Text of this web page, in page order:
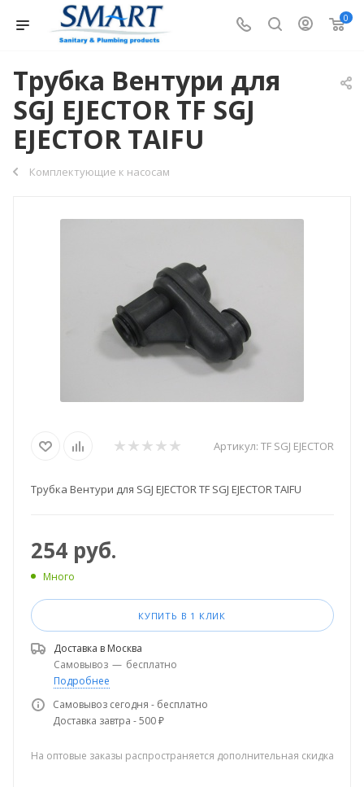
0
Трубка Вентури для
SGJ EJECTOR TF SGJ
EJECTOR TAIFU
Комплектующие к насосам
Артикул: TF SGJ EJECTOR
Трубка Вентури для SGJ EJECTOR TF SGJ EJECTOR TAIFU
254руб.
Много
КУПИТЬ В 1 КЛИК
Доставка в Москва
Самовывоз — бесплатно
Подробнее
Самовывоз сегодня - бесплатно
Доставка завтра - 500 ₽
На оптовые заказы распространяется дополнительная скидка